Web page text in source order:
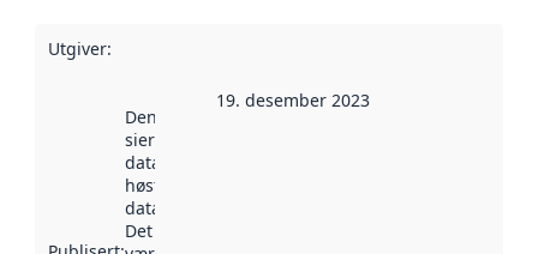
Utgiver:
Denne datoen
sier når
datasettet ble
høstet av
data.norge.no.
Det kan ha
19. desember 2023